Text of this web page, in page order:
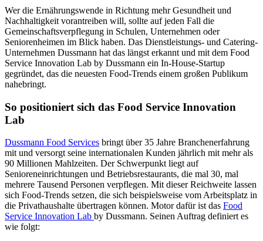
Wer die Ernährungswende in Richtung mehr Gesundheit und
Nachhaltigkeit vorantreiben will, sollte auf jeden Fall die
Gemeinschaftsverpflegung in Schulen, Unternehmen oder
Seniorenheimen im Blick haben. Das Dienstleistungs- und Catering-
Unternehmen Dussmann hat das längst erkannt und mit dem Food
Service Innovation Lab by Dussmann ein In-House-Startup
gegründet, das die neuesten Food-Trends einem großen Publikum
nahebringt.
So positioniert sich das Food Service Innovation
Lab
Dussmann Food Services bringt über 35 Jahre Branchenerfahrung
mit und versorgt seine internationalen Kunden jährlich mit mehr als
90 Millionen Mahlzeiten. Der Schwerpunkt liegt auf
Senioreneinrichtungen und Betriebsrestaurants, die mal 30, mal
mehrere Tausend Personen verpflegen. Mit dieser Reichweite lassen
sich Food-Trends setzen, die sich beispielsweise vom Arbeitsplatz in
die Privathaushalte übertragen können. Motor dafür ist das Food
Service Innovation Lab by Dussmann. Seinen Auftrag definiert es
wie folgt: